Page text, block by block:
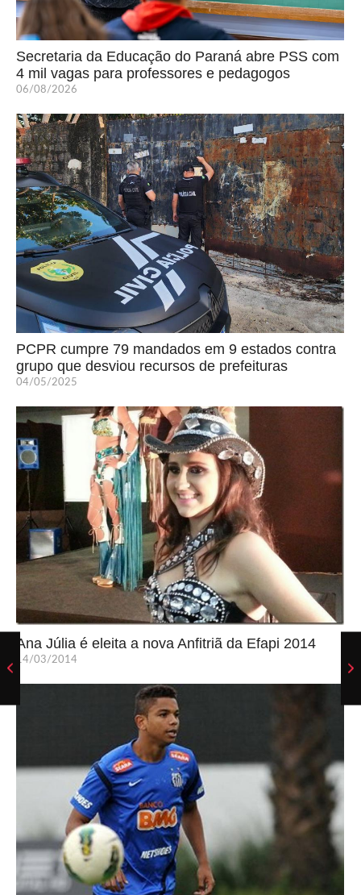
Secretaria da Educação do Paraná abre PSS com
4 mil vagas para professores e pedagogos
06/08/2026
PCPR cumpre 79 mandados em 9 estados contra
grupo que desviou recursos de prefeituras
04/05/2025
Ana Júlia é eleita a nova Anfitriã da Efapi 2014
14/03/2014